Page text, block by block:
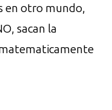
en otro mundo,
sacan la